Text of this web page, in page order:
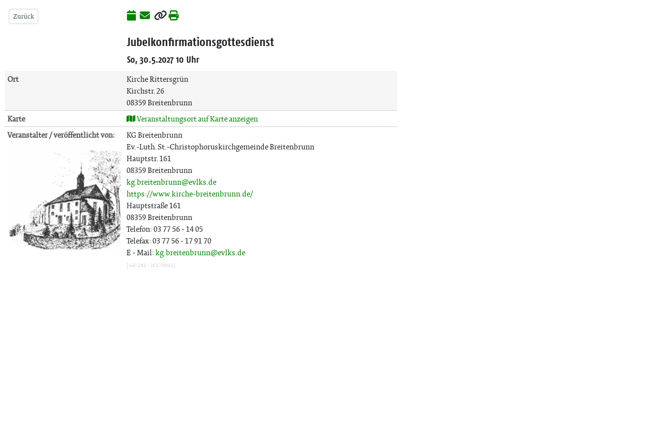
Zurück
Jubelkonfirmationsgottesdienst
So, 30.5.2027 10 Uhr
Ort
Kirche Rittersgrün
Kirchstr. 26
08359 Breitenbrunn
Karte
Veranstaltungsort auf Karte anzeigen
Veranstalter / veröffentlicht von:
KG Breitenbrunn
Ev.-Luth. St.-Christophoruskirchgemeinde Breitenbrunn
Hauptstr. 161
08359 Breitenbrunn
kg.breitenbrunn@evlks.de
https://www.kirche-breitenbrunn.de/
Hauptstraße 161
08359 Breitenbrunn
Telefon: 03 77 56 - 14 05
Telefax: 03 77 56 - 17 91 70
E - Mail:kg.breitenbrunn@evlks.de
[vid: 261 - id 170001]